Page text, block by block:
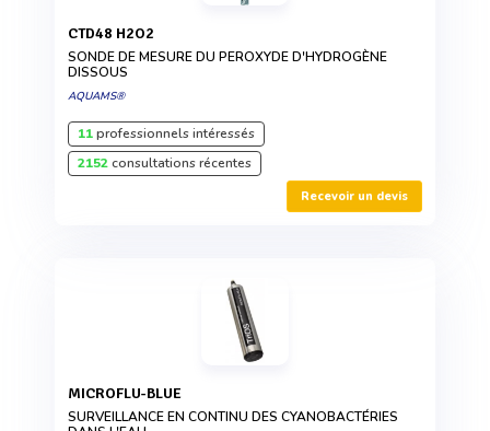
CTD48 H2O2
SONDE DE MESURE DU PEROXYDE D'HYDROGÈNE
DISSOUS
AQUAMS®
11professionnels intéressés
2152consultations récentes
Recevoir un devis
MICROFLU-BLUE
SURVEILLANCE EN CONTINU DES CYANOBACTÉRIES